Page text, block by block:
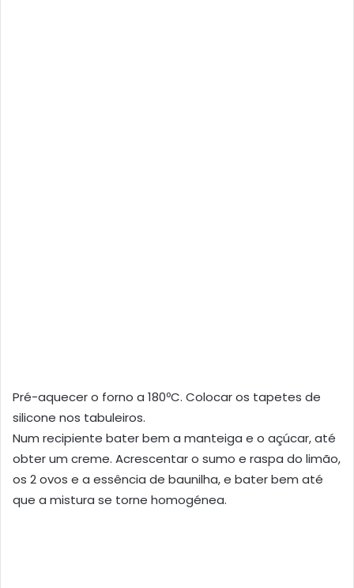
Pré-aquecer o forno a 180ºC. Colocar os tapetes de
silicone nos tabuleiros.
Num recipiente bater bem a manteiga e o açúcar, até
obter um creme. Acrescentar o sumo e raspa do limão,
os 2 ovos e a essência de baunilha, e bater bem até
que a mistura se torne homogénea.